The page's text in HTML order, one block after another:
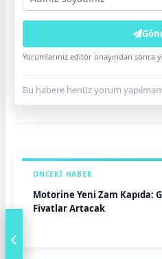
Yorumlarınız editör onayından sonra
Bu habere henüz yorum
ÖNCEKI HABER
Motorine Yeni Zam Kapıda:
Fiyatlar Artacak